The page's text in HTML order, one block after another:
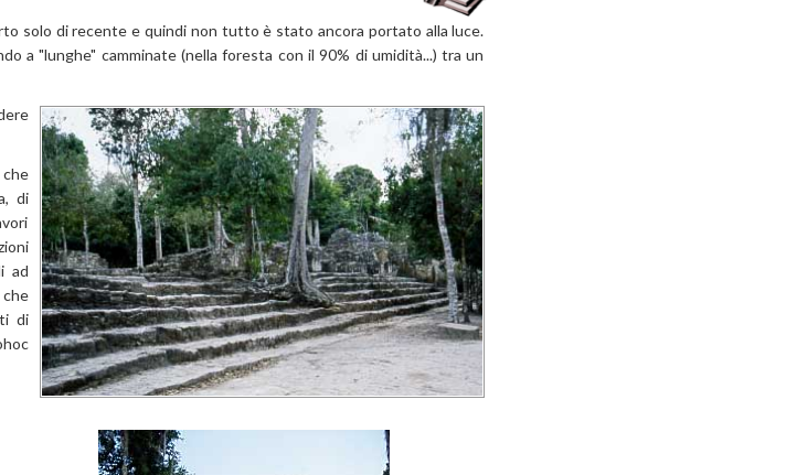
solo di recente e quindi non tutto è stato ancora portato alla luce.
a "lunghe" camminate (nella foresta con il 90% di umidità...) tra un
che
di
ad
di